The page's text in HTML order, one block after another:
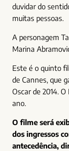
duvidar do
muitas pessoas.
A personagem
Marina
Este é o quinto
de Cannes, que
Oscar de 2014.
ano.
O filme será
dos ingressos
antecedência,